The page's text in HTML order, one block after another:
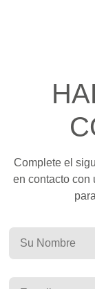
Complete el
en contacto con